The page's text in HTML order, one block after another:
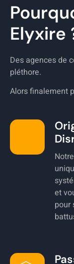
Elyxire
Des agences de
pléthore.
Alors finalement
et
pour